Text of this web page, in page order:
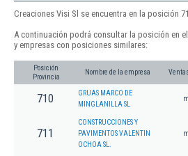
Creaciones Visi Sl se encuentra en la posición
A continuación podrá consultar la posición en
y empresas con posiciones similares:
Posición
Provincia
Nombre de la empresa
710
GRUAS MARCO DE
MINGLANILLA SL
711
CONSTRUCCIONES Y
PAVIMENTOS VALENTIN
OCHOA SL.